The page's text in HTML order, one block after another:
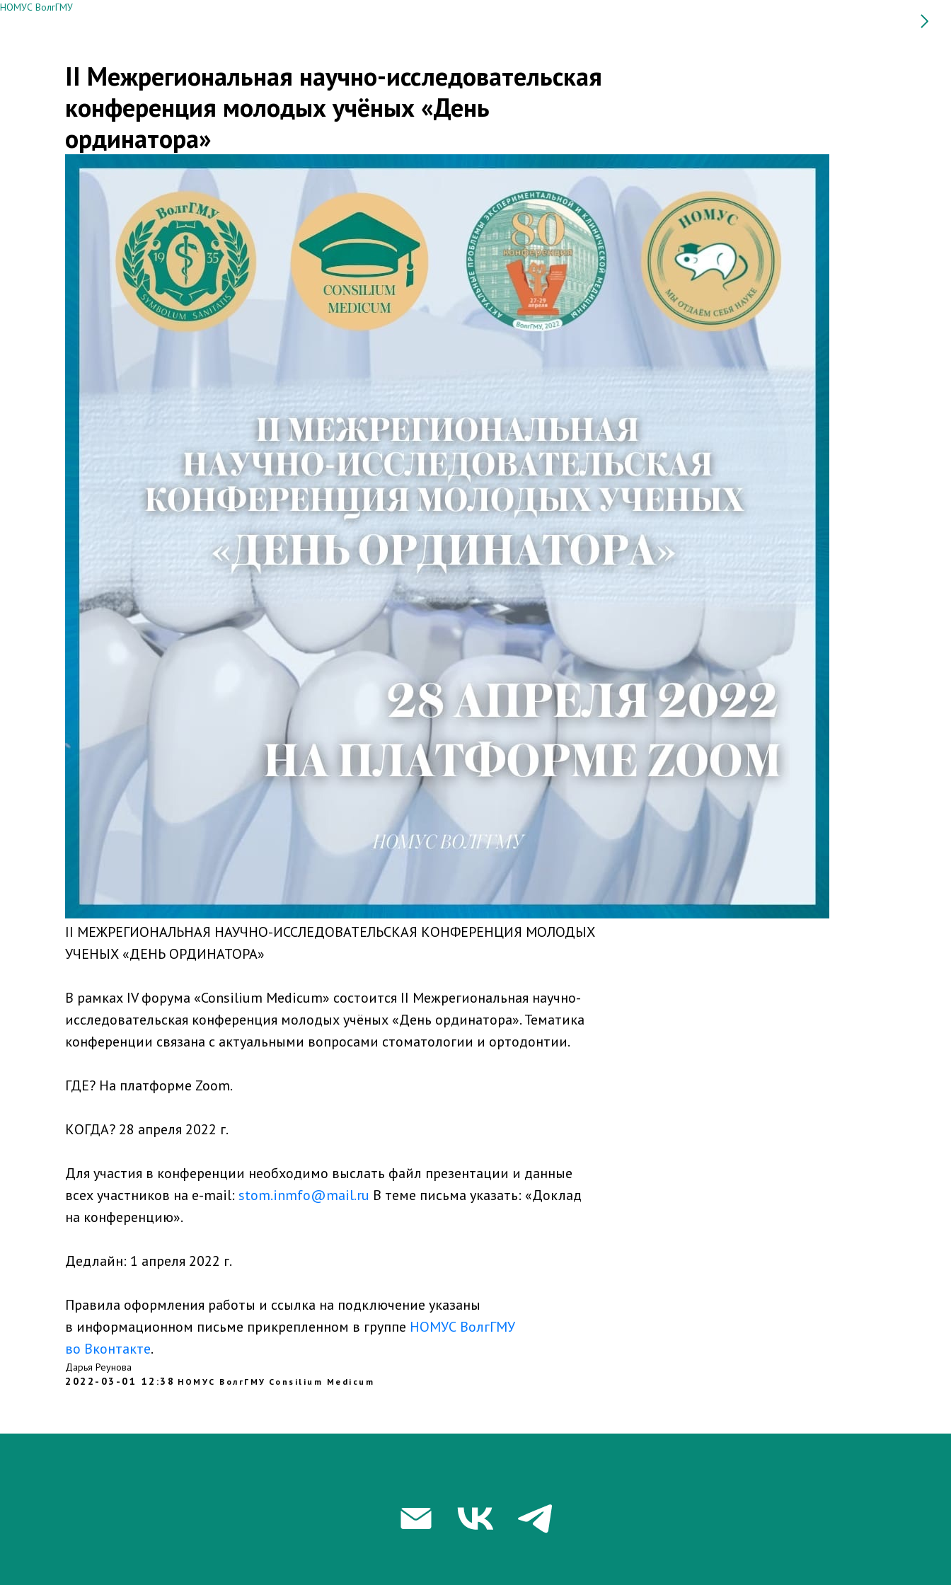
НОМУС ВолгГМУ
II Межрегиональная научно-исследовательская
конференция молодых учёных «День
ординатора»
II МЕЖРЕГИОНАЛЬНАЯ НАУЧНО-ИССЛЕДОВАТЕЛЬСКАЯ КОНФЕРЕНЦИЯ МОЛОДЫХ
УЧЕНЫХ «ДЕНЬ ОРДИНАТОРА»
В рамках IV форума «Consilium Medicum» состоится II Межрегиональная научно-
исследовательская конференция молодых учёных «День ординатора». Тематика
конференции связана с актуальными вопросами стоматологии и ортодонтии.
ГДЕ? На платформе Zoom.
КОГДА? 28 апреля 2022 г.
Для участия в конференции необходимо выслать файл презентации и данные
всех участников на e-mail: stom.inmfo@mail.ru В теме письма указать: «Доклад
на конференцию».
Дедлайн: 1 апреля 2022 г.
Правила оформления работы и ссылка на подключение указаны
в информационном письме прикрепленном в группе НОМУС ВолгГМУ
во Вконтакте.
Дарья Реунова
2022-03-01 12:38 НОМУС ВолгГМУ Consilium Medicum